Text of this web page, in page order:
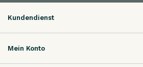
Kundendienst
Mein Konto